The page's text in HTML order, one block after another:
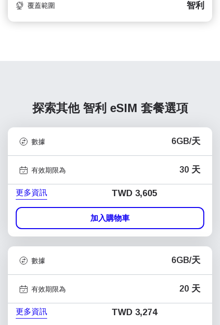
覆蓋範圍 智利
探索其他 智利 eSIM 套餐選項
數據 6GB/天
有效期限為 30 天
更多資訊 TWD 3,605
加入購物車
數據 6GB/天
有效期限為 20 天
更多資訊 TWD 3,274